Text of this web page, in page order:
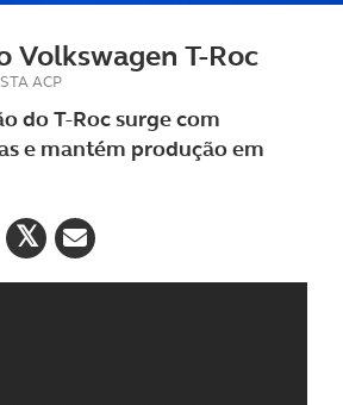
Volkswagen T-Roc
ACP
do T-Roc surge com
e mantém produção em